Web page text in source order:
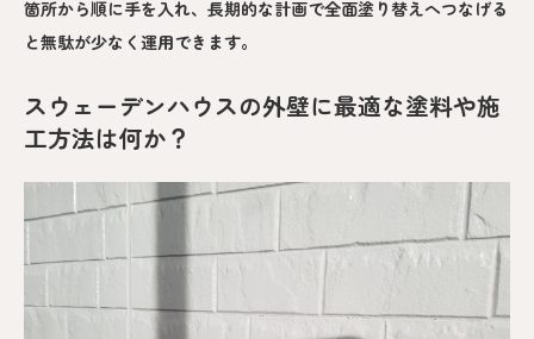
箇所から順に手を入れ、長期的な計画で全面塗り替えへつなげる
と無駄が少なく運用できます。
スウェーデンハウスの外壁に最適な塗料や施
工方法は何か？